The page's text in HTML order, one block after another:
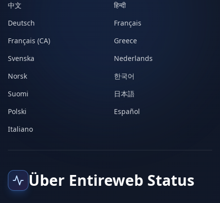
中文
हिन्दी
Deutsch
Français
Français (CA)
Greece
Svenska
Nederlands
Norsk
한국어
Suomi
日本語
Polski
Español
Italiano
Über Entireweb Status